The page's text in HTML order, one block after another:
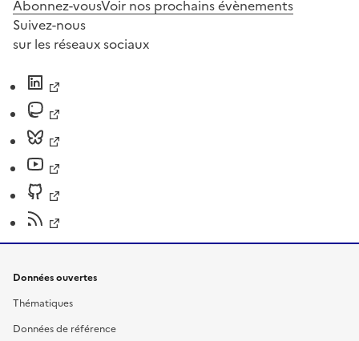
Abonnez-vousVoir nos prochains évènements
Suivez-nous
sur les réseaux sociaux
Données ouvertes
Thématiques
Données de référence